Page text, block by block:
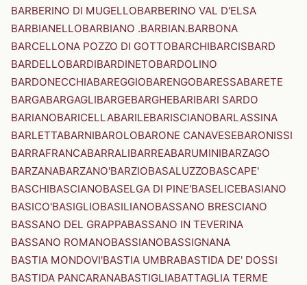
BARBERINO DI MUGELLOBARBERINO VAL D'ELSA
BARBIANELLOBARBIANO .BARBIAN.BARBONA
BARCELLONA POZZO DI GOTTOBARCHIBARCISBARD
BARDELLOBARDIBARDINETOBARDOLINO
BARDONECCHIABAREGGIOBARENGOBARESSABARETE
BARGABARGAGLIBARGEBARGHEBARIBARI SARDO
BARIANOBARICELLABARILEBARISCIANOBARLASSINA
BARLETTABARNIBAROLOBARONE CANAVESEBARONISSI
BARRAFRANCABARRALIBARREABARUMINIBARZAGO
BARZANABARZANO'BARZIOBASALUZZOBASCAPE'
BASCHIBASCIANOBASELGA DI PINE'BASELICEBASIANO
BASICO'BASIGLIOBASILIANOBASSANO BRESCIANO
BASSANO DEL GRAPPABASSANO IN TEVERINA
BASSANO ROMANOBASSIANOBASSIGNANA
BASTIA MONDOVI'BASTIA UMBRABASTIDA DE' DOSSI
BASTIDA PANCARANABASTIGLIABATTAGLIA TERME